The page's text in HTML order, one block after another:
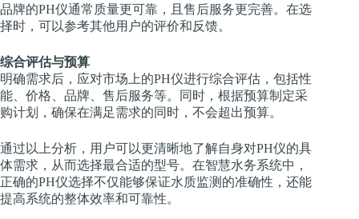
品牌的PH仪通常质量更可靠，且售后服务更完善。在选
择时，可以参考其他用户的评价和反馈。
综合评估与预算
明确需求后，应对市场上的PH仪进行综合评估，包括性
能、价格、品牌、售后服务等。同时，根据预算制定采
购计划，确保在满足需求的同时，不会超出预算。
通过以上分析，用户可以更清晰地了解自身对PH仪的具
体需求，从而选择最合适的型号。在智慧水务系统中，
正确的PH仪选择不仅能够保证水质监测的准确性，还能
提高系统的整体效率和可靠性。